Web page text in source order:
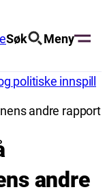
Søk Meny
politiske innspill
andre rapport
andre